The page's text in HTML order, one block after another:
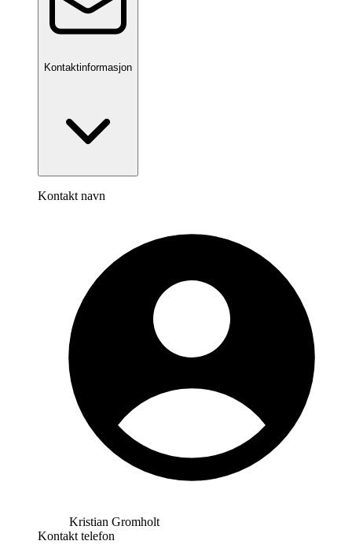
Kontaktinformasjon
Kontakt navn
Kristian Gromholt
Kontakt telefon